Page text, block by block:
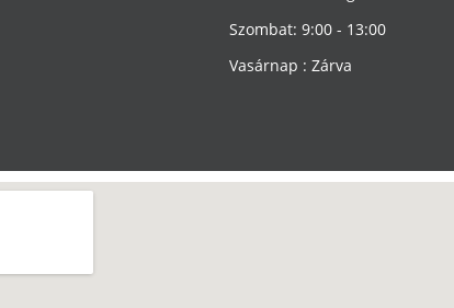
Szombat: 9:00 - 13:00
Vasárnap : Zárva